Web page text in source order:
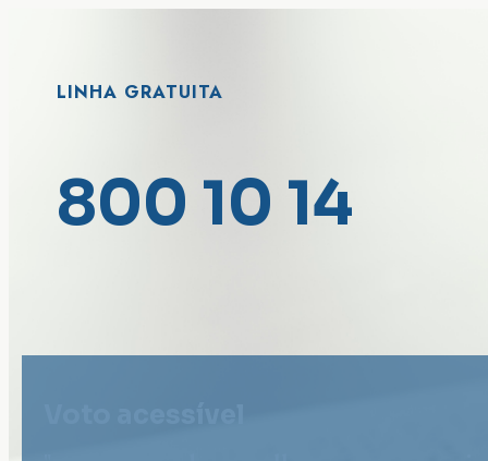
LINHA GRATUITA
800 10 14